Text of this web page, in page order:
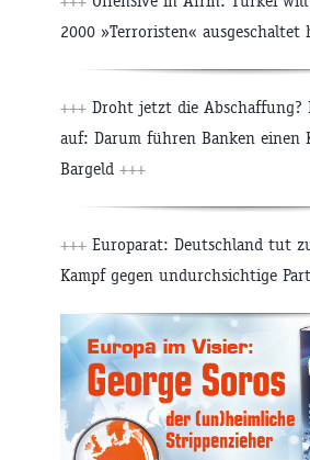
2000 »Terroristen« ausgeschaltet
+++ Droht jetzt die Abschaffung?
auf: Darum führen Banken einen
Bargeld +++
+++ Europarat: Deutschland tut
Kampf gegen undurchsichtige